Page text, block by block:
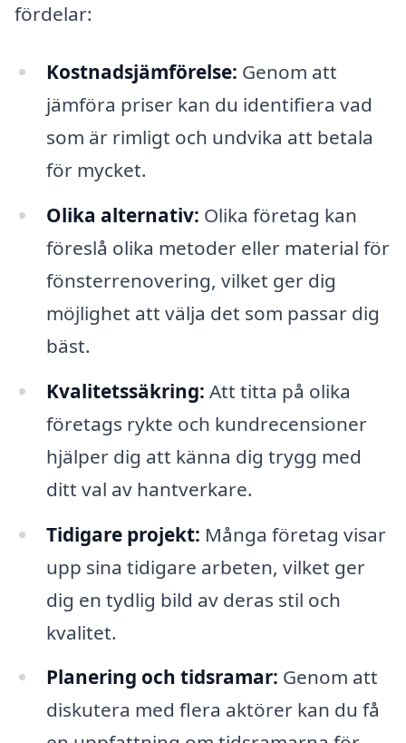
fördelar:
Kostnadsjämförelse: Genom att
jämföra priser kan du identifiera vad
som är rimligt och undvika att betala
för mycket.
Olika alternativ: Olika företag kan
föreslå olika metoder eller material för
fönsterrenovering, vilket ger dig
möjlighet att välja det som passar dig
bäst.
Kvalitetssäkring: Att titta på olika
företags rykte och kundrecensioner
hjälper dig att känna dig trygg med
ditt val av hantverkare.
Tidigare projekt: Många företag visar
upp sina tidigare arbeten, vilket ger
dig en tydlig bild av deras stil och
kvalitet.
Planering och tidsramar: Genom att
diskutera med flera aktörer kan du få